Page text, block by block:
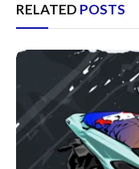
RELATED POSTS